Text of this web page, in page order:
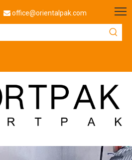
 office@orientalpak.com